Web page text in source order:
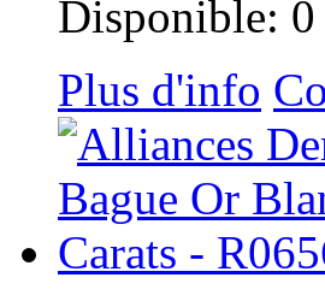
Disponible: 0
Plus d'info